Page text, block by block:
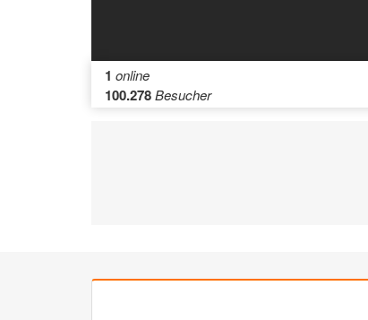
1 online
100.278Besucher